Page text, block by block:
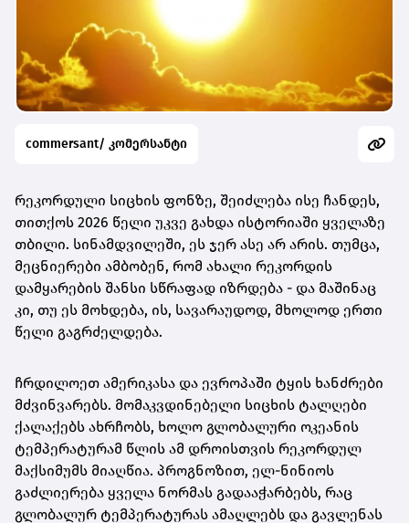
commersant/ კომერსანტი
რეკორდული სიცხის ფონზე, შეიძლება ისე ჩანდეს,
თითქოს 2026 წელი უკვე გახდა ისტორიაში ყველაზე
თბილი. სინამდვილეში, ეს ჯერ ასე არ არის. თუმცა,
მეცნიერები ამბობენ, რომ ახალი რეკორდის
დამყარების შანსი სწრაფად იზრდება - და მაშინაც
კი, თუ ეს მოხდება, ის, სავარაუდოდ, მხოლოდ ერთი
წელი გაგრძელდება.
ჩრდილოეთ ამერიკასა და ევროპაში ტყის ხანძრები
მძვინვარებს. მომაკვდინებელი სიცხის ტალღები
ქალაქებს ახრჩობს, ხოლო გლობალური ოკეანის
ტემპერატურამ წლის ამ დროისთვის რეკორდულ
მაქსიმუმს მიაღწია. პროგნოზით, ელ-ნინიოს
გაძლიერება ყველა ნორმას გადააჭარბებს, რაც
გლობალურ ტემპერატურას ამაღლებს და გავლენას